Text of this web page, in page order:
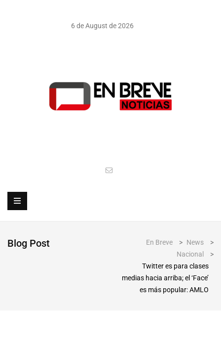
6 de August de 2026
Blog Post En Breve > News
>
Nacional
>
Twitter es para clases
medias hacia arriba; el ‘Face’
es más popular: AMLO